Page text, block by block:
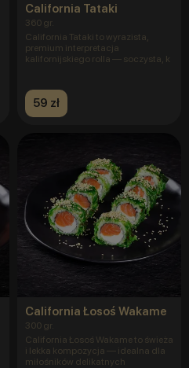
California Tataki
360 gr.
California Tataki to wyrazista,
premium interpretacja
kalifornijskiego rolla — soczysta, k
59 zł
California Łosoś Wakame
300 gr.
California Łosoś Wakame to świeża
i lekka kompozycja — idealna dla
miłośników delikatnych